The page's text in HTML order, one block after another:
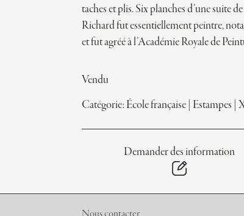
taches et plis. Six planches d’une suite
Richard fut essentiellement peintre,
et fut agréé à l’Académie Royale de
Vendu
Catégorie: École française Estampes |
Demander des information